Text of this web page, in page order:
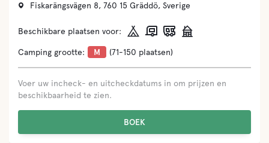
Fiskarängsvägen 8, 760 15 Gräddö, Sverige
Beschikbare plaatsen voor:
Camping grootte: M (71-150 plaatsen)
Voer uw incheck- en uitcheckdatums in om prijzen en
beschikbaarheid te zien.
BOEK